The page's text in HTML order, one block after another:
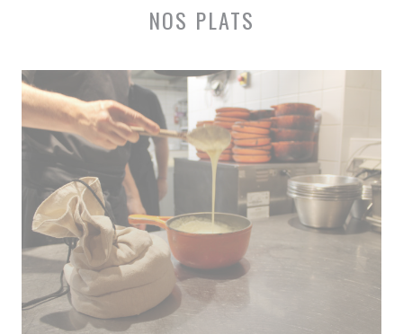
NOS PLATS